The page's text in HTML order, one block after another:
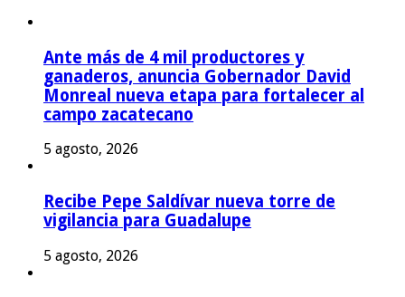
Ante más de 4 mil productores y
ganaderos, anuncia Gobernador David
Monreal nueva etapa para fortalecer al
campo zacatecano
5 agosto, 2026
Recibe Pepe Saldívar nueva torre de
vigilancia para Guadalupe
5 agosto, 2026